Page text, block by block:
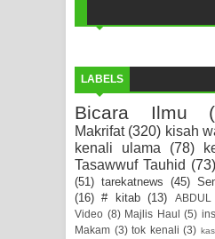
LABELS
Bicara Ilmu
Makrifat (320) kisah
kenali ulama
(78)
Tasawwuf Tauhid (73)
(51) tarekatnews (45)
(16) # kitab (13) ABDUL
Video (8) Majlis Haul (5)
Makam (3) tok kenali (3)